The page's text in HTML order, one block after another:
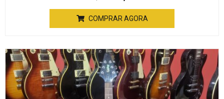
COMPRAR AGORA